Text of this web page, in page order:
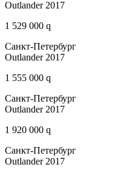
Outlander 2017
1 529 000 q
Санкт-Петербург
Outlander 2017
1 555 000 q
Санкт-Петербург
Outlander 2017
1 920 000 q
Санкт-Петербург
Outlander 2017